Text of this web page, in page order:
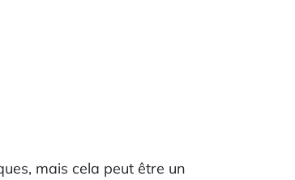
mais cela peut être un